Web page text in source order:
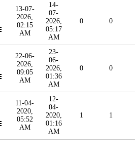
13-07-
2026,
02:15
AM
14-
07-
2026,
05:17
AM
0 0
22-06-
2026,
09:05
AM
23-
06-
2026,
01:36
AM
0 0
11-04-
2020,
05:52
AM
12-
04-
2020,
01:16
AM
1 1